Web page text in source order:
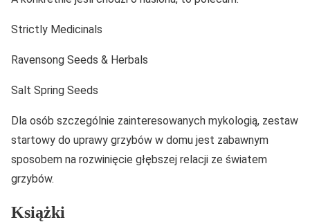
Strictly Medicinals
Ravensong Seeds & Herbals
Salt Spring Seeds
Dla osób szczególnie zainteresowanych mykologią, zestaw
startowy do uprawy grzybów w domu jest zabawnym
sposobem na rozwinięcie głębszej relacji ze światem
grzybów.
Książki